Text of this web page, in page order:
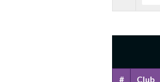
# Club